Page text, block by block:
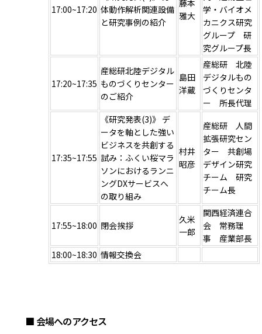
17:00~17:20 体動作解析関連設備
と研究事例の紹介
藤本
雅大
学・バイオメ
カニクス研究
グループ 研
究グループ長
17:20~17:35
産総研北陸デジタル
ものづくりセンター
のご紹介
島田
洋蔵
産総研 北陸
デジタルもの
づくりセンタ
ー 所長代理
17:35~17:55
《研究発表(3)》 デ
ータを軸とした強い
ビジネスを共創する
試み：ふくい桜マラ
ソンにおけるランニ
ングDXサービスへ
の取り組み
村井
昭彦
産総研 人間
拡張研究セン
ター 共創場
デザイン研究
チーム 研究
チーム長
17:55~18:00 閉会挨拶
久米
一郎
関西経済連合
会 常務理
事 産業部長
18:00~18:30 情報交換会
■ 会場へのアクセス